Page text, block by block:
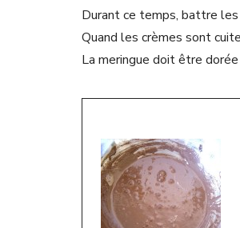
Durant ce temps, battre les
Quand les crèmes sont
La meringue doit être